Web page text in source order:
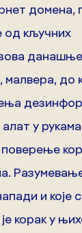
домена,
од кључних
до
у рукама
и које
корак у